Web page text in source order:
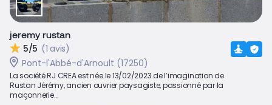
jeremy rustan
5/5 (1 avis)
Pont-l'Abbé-d'Arnoult (17250)
La société RJ CREA est née le 13/02/2023 de l’imagination de
Rustan Jérémy, ancien ouvrier paysagiste, passionné par la
maçonnerie...